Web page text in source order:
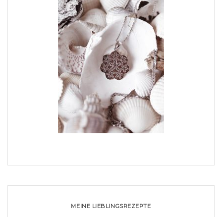
MEINE LIEBLINGSREZEPTE